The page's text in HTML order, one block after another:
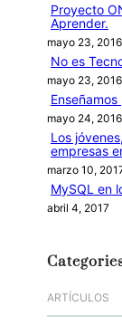
Proyecto
Aprender.
mayo 23, 2016
No es
mayo 23, 2016
mayo 24, 2016
Los
empresas
marzo 10,
MySQL en
abril 4, 2017
ARTÍCULOS